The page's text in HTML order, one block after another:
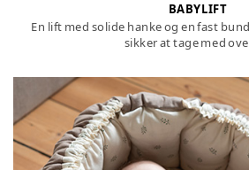
BABYLIFT
En lift med solide hanke og en fast
sikker at tage med